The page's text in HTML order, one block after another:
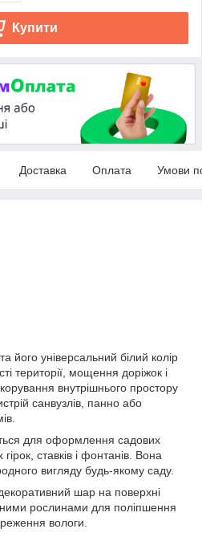
Купити
Доставка Оплата Умови
його універсальний білий колір
території, мощення доріжок і
внутрішнього простору
санвузлів, панно або
для оформлення садових
ставків і фонтанів. Вона
вигляду будь-якому саду.
шар на поверхні
рослинами для поліпшення
вологи.